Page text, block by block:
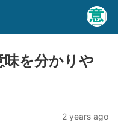
を分かりや
2 years ago